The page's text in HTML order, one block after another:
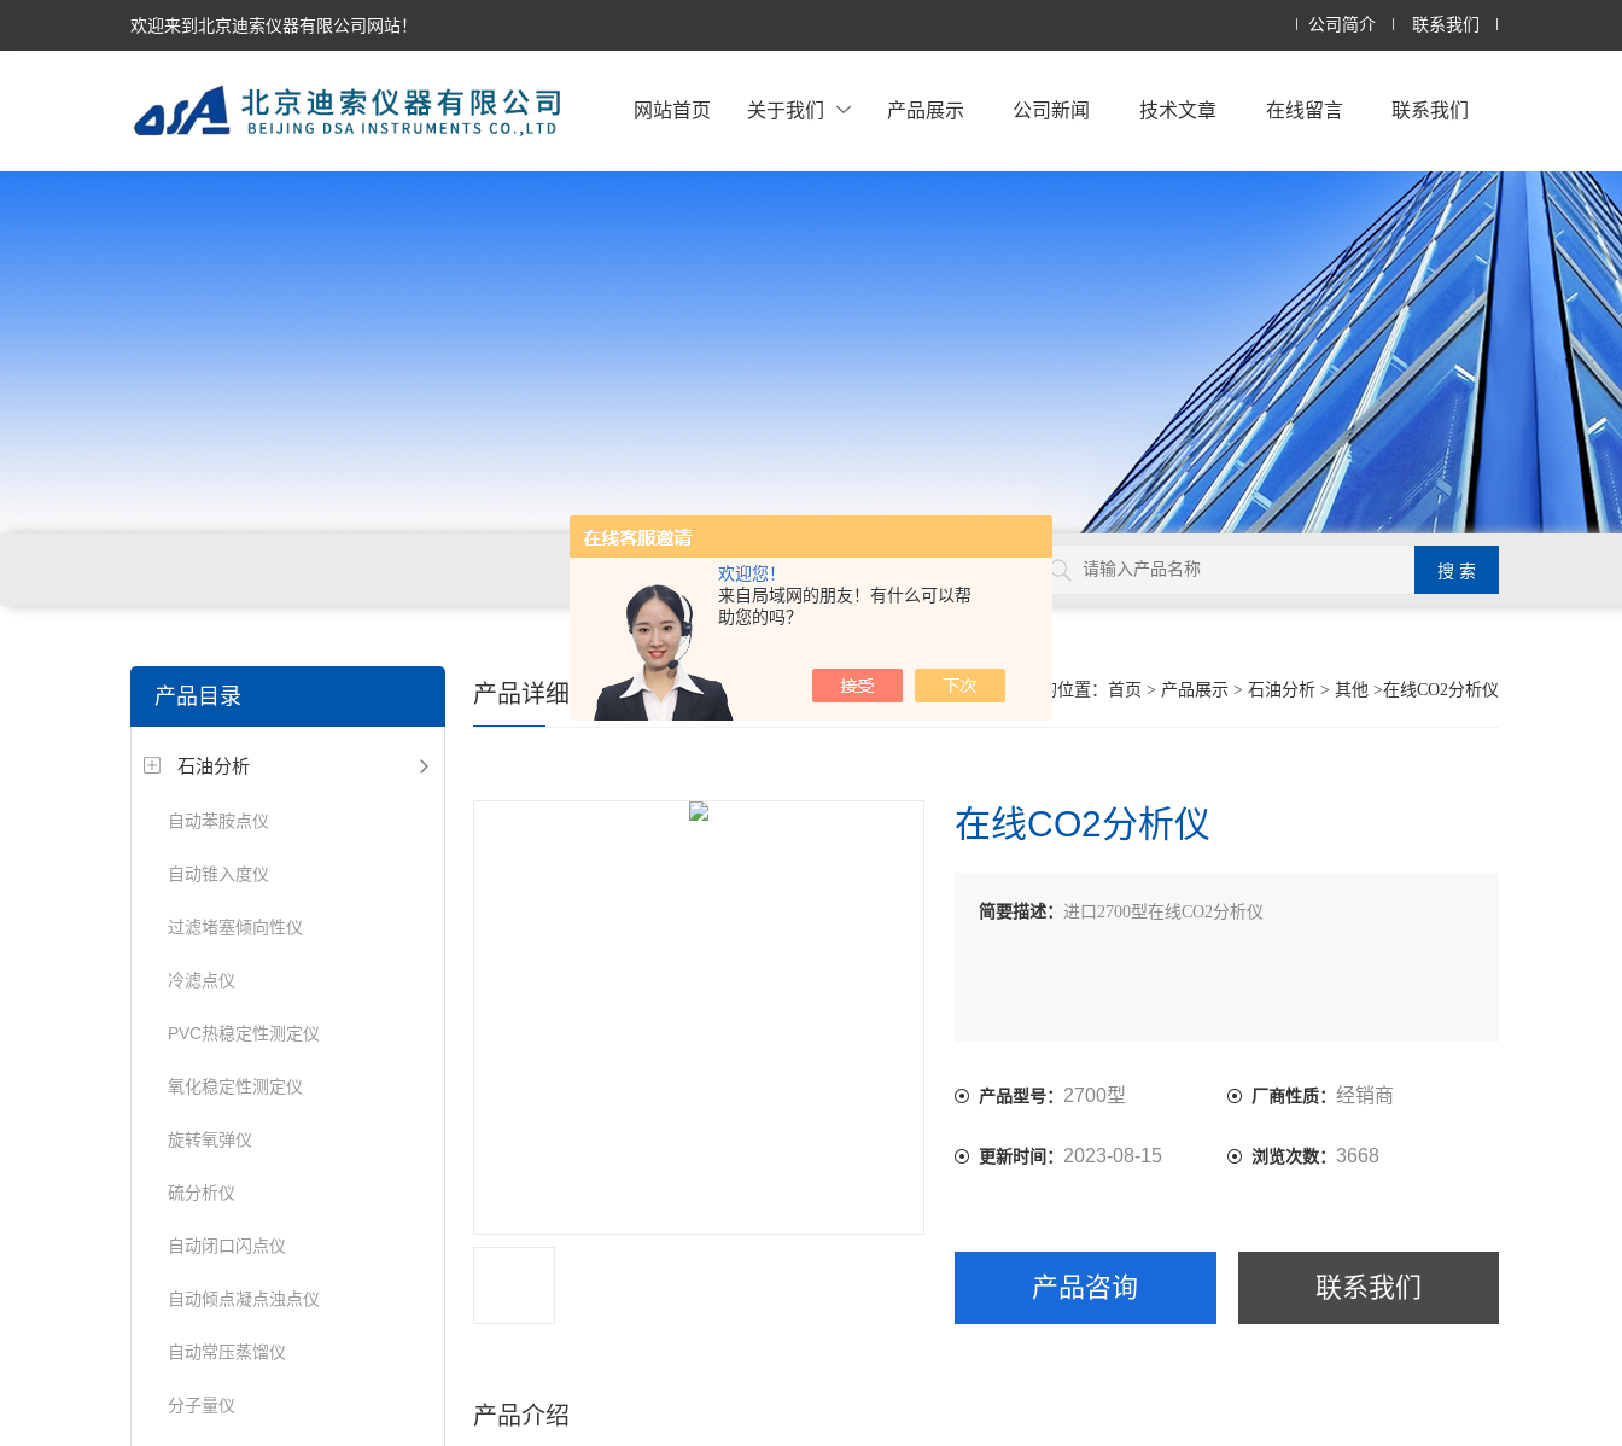
欢迎您！
来自局域网的朋友！有什么可以帮
助您的吗？
欢迎来到北京迪索仪器有限公司网站！ 公司简介 联系我们
网站首页 关于我们 产品展示 公司新闻 技术文章 在线留言 联系我们
产品目录
石油分析
自动苯胺点仪
自动锥入度仪
过滤堵塞倾向性仪
冷滤点仪
PVC热稳定性测定仪
氧化稳定性测定仪
旋转氧弹仪
硫分析仪
自动闭口闪点仪
自动倾点凝点浊点仪
自动常压蒸馏仪
分子量仪
你的位置： 首页 > 产品展示 > 石油分析 > 其他 >在线CO2分析仪
产品详细页
在线CO2分析仪
简要描述：进口2700型在线CO2分析仪
产品型号： 2700型 厂商性质： 经销商
更新时间： 2023-08-15 浏览次数： 3668
产品咨询 联系我们
产品介绍